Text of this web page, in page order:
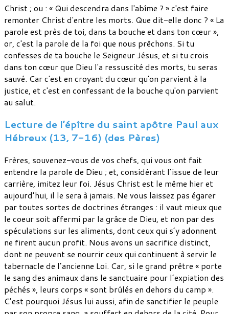
Christ ; ou : « Qui descendra dans l'abîme ? » c'est faire
remonter Christ d'entre les morts. Que dit-elle donc ? « La
parole est près de toi, dans ta bouche et dans ton cœur »,
or, c'est la parole de la foi que nous prêchons. Si tu
confesses de ta bouche le Seigneur Jésus, et si tu crois
dans ton cœur que Dieu l'a ressuscité des morts, tu seras
sauvé. Car c'est en croyant du cœur qu'on parvient à la
justice, et c'est en confessant de la bouche qu'on parvient
au salut.
Lecture de l’épître du saint apôtre Paul aux
Hébreux (13, 7-16) (des Pères)
Frères, souvenez-vous de vos chefs, qui vous ont fait
entendre la parole de Dieu ; et, considérant l’issue de leur
carrière, imitez leur foi. Jésus Christ est le même hier et
aujourd’hui, il le sera à jamais. Ne vous laissez pas égarer
par toutes sortes de doctrines étranges : il vaut mieux que
le coeur soit affermi par la grâce de Dieu, et non par des
spéculations sur les aliments, dont ceux qui s’y adonnent
ne firent aucun profit. Nous avons un sacrifice distinct,
dont ne peuvent se nourrir ceux qui continuent à servir le
tabernacle de l’ancienne Loi. Car, si le grand prêtre « porte
le sang des animaux dans le sanctuaire pour l’expiation des
péchés », leurs corps « sont brûlés en dehors du camp ».
C’est pourquoi Jésus lui aussi, afin de sanctifier le peuple